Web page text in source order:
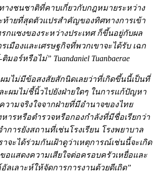
งชนชาติที่คาบเกี่ยวกับกฎหมายระหว่าง
ท้ายที่สุดตัวแปรสำคัญของทิศทางการเข้า
กแซงของระหว่างประเทศ ก็ขึ้นอยู่กับผล
เมืองและเศรษฐกิจที่พวกเขาจะได้รับ เฉก
อร์หรือไม่” Tuandaniel Tuanbaerae
มไม่มีข้อสงสัยสักนิดเลยว่าที่เกิดขึ้นนี้เป็นที่
ละผมไม่ชี้นิ้วไปยังฝ่ายใดๆ ในการแก้ปัญหา
วามจริงใจจากฝ่ายที่มีอำนาจของไทย
ารหรือตำรวจหรือกองกำลังที่มีชื่อเรียกว่า
การยังสถานที่เช่นโรงเรียน โรงพยาบาล
จะได้ร่วมกันเฝ้าดูว่าเหตุการณ์เช่นนี้จะเกิด
อแสดงความเสียใจต่อครอบครัวเหยื่อและ
ลเลาะห์ให้จัดการการงานด้วยดีเถิด”